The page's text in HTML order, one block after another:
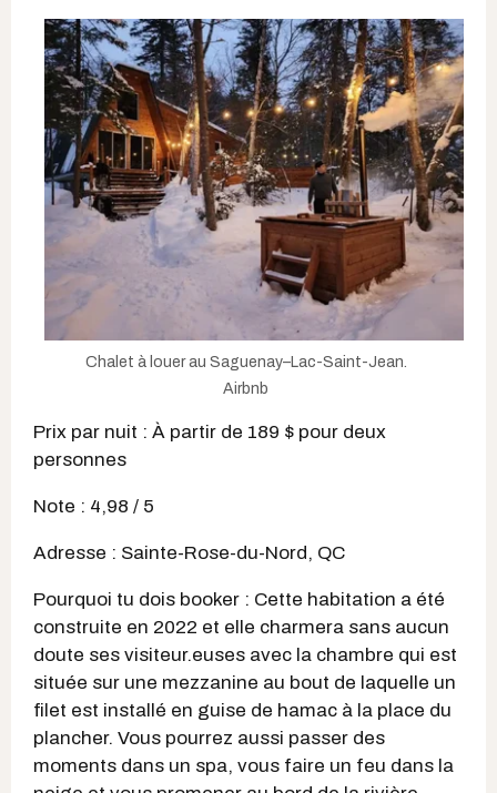
Chalet à louer au Saguenay–Lac-Saint-Jean.
Airbnb
Prix par nuit : À partir de 189 $ pour deux
personnes
Note : 4,98 / 5
Adresse : Sainte-Rose-du-Nord, QC
Pourquoi tu dois booker : Cette habitation a été
construite en 2022 et elle charmera sans aucun
doute ses visiteur.euses avec la chambre qui est
située sur une mezzanine au bout de laquelle un
filet est installé en guise de hamac à la place du
plancher. Vous pourrez aussi passer des
moments dans un spa, vous faire un feu dans la